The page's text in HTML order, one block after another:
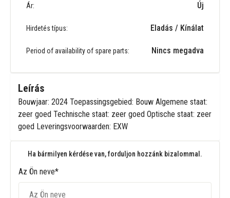
Ár: Új
Hirdetés típus: Eladás / Kínálat
Period of availability of spare parts: Nincs megadva
Leírás
Bouwjaar: 2024 Toepassingsgebied: Bouw Algemene staat:
zeer goed Technische staat: zeer goed Optische staat: zeer
goed Leveringsvoorwaarden: EXW
Ha bármilyen kérdése van, forduljon hozzánk bizalommal.
Az Ön neve*